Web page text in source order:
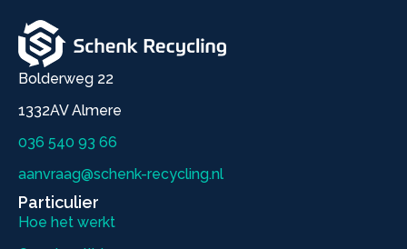
Bolderweg 22
1332AV Almere
036 540 93 66
aanvraag@schenk-recycling.nl
Particulier
Hoe het werkt